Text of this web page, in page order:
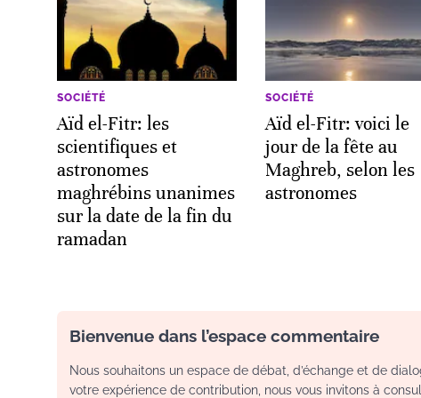
SOCIÉTÉ
Aïd el-Fitr: les
scientifiques et
astronomes
maghrébins unanimes
sur la date de la fin du
ramadan
SOCIÉTÉ
Aïd el-Fitr: voici le
jour de la fête au
Maghreb, selon les
astronomes
Bienvenue dans l’espace commentaire
Nous souhaitons un espace de débat, d’échange et de
votre expérience de contribution, nous vous invitons à